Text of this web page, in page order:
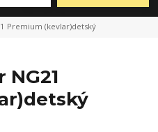
Premium (kevlar)detský